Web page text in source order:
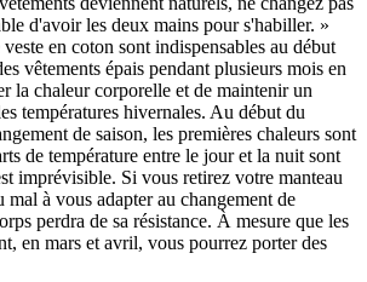
d'avoir les deux mains pour s'habiller. »
en coton sont indispensables au début
vêtements épais pendant plusieurs mois en
la chaleur corporelle et de maintenir un
températures hivernales. Au début du
de saison, les premières chaleurs sont
de température entre le jour et la nuit sont
imprévisible. Si vous retirez votre manteau
à vous adapter au changement de
perdra de sa résistance. À mesure que les
en mars et avril, vous pourrez porter des